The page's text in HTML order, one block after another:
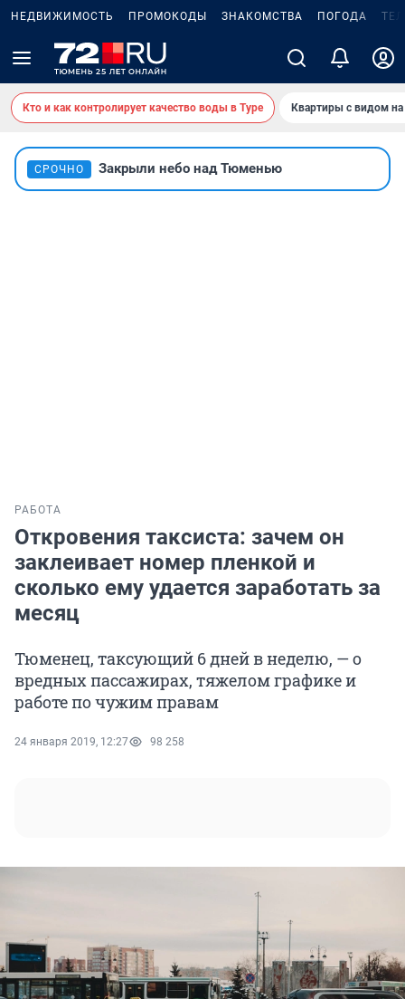
НЕДВИЖИМОСТЬ ПРОМОКОДЫ ЗНАКОМСТВА ПОГОДА
Кто и как контролирует качество воды в Туре Квартиры с видом на
СРОЧНО Закрыли небо над Тюменью
РАБОТА
Откровения таксиста: зачем он
заклеивает номер пленкой и
сколько ему удается заработать за
месяц
Тюменец, таксующий 6 дней в неделю, — о
вредных пассажирах, тяжелом графике и
работе по чужим правам
24 января 2019, 12:27 98 258